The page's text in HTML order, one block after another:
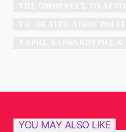
YOU MAY ALSO LIKE